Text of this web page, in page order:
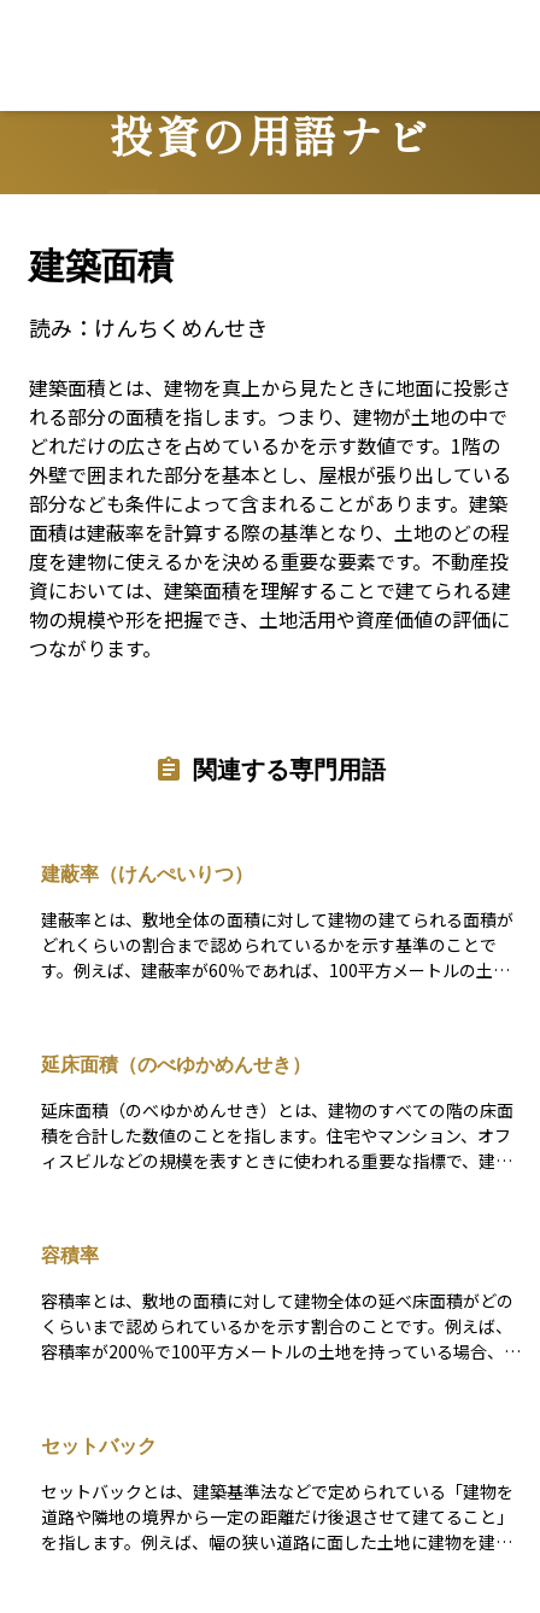
投資の用語ナビ
Terms
建築面積
読み： けんちくめんせき
建築面積とは、建物を真上から見たときに地面に投影さ
れる部分の面積を指します。つまり、建物が土地の中で
どれだけの広さを占めているかを示す数値です。1階の
外壁で囲まれた部分を基本とし、屋根が張り出している
部分なども条件によって含まれることがあります。建築
面積は建蔽率を計算する際の基準となり、土地のどの程
度を建物に使えるかを決める重要な要素です。不動産投
資においては、建築面積を理解することで建てられる建
物の規模や形を把握でき、土地活用や資産価値の評価に
つながります。
関連する専門用語
建蔽率（けんぺいりつ）
建蔽率とは、敷地全体の面積に対して建物の建てられる面積が
どれくらいの割合まで認められているかを示す基準のことで
す。例えば、建蔽率が60％であれば、100平方メートルの土地
れています。建蔽率は不動産投資において、どのような建物を
建てられるか、また資産価値がどうなるかを判断する重要な要
素になります。特にアパートやオフィスビルなど収益物件を検
討する際には、建蔽率を確認することが欠かせません。
延床面積（のべゆかめんせき）
延床面積（のべゆかめんせき）とは、建物のすべての階の床面
積を合計した数値のことを指します。住宅やマンション、オフ
ィスビルなどの規模を表すときに使われる重要な指標で、建物
において賃料や資産価値を判断する基準のひとつとなるため、
物件を評価するときに欠かせない要素です。
容積率
容積率とは、敷地の面積に対して建物全体の延べ床面積がどの
くらいまで認められているかを示す割合のことです。例えば、
容積率が200％で100平方メートルの土地を持っている場合、そ
例で定められています。不動産投資の観点からは、容積率が高
い土地ほど大きな建物を建てられるため、収益性が高まりやす
いという特徴があります。その一方で、周囲の環境や交通イン
フラとのバランスも重要であり、土地選びや建築計画において
慎重に確認すべきポイントです。
セットバック
セットバックとは、建築基準法などで定められている「建物を
道路や隣地の境界から一定の距離だけ後退させて建てること」
を指します。例えば、幅の狭い道路に面した土地に建物を建て